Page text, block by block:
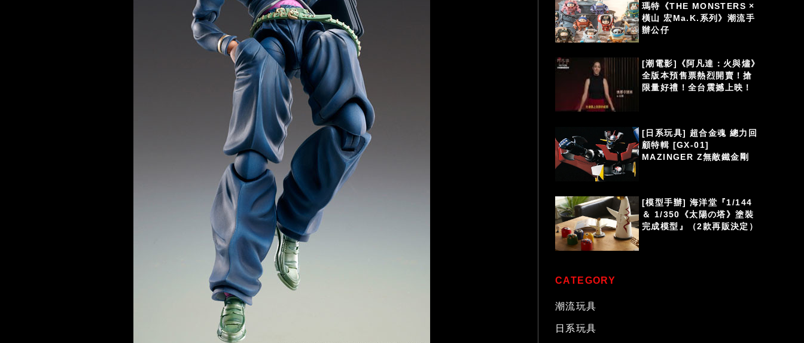
瑪特《THE MONSTERS ×
橫山 宏Ma.K.系列》潮流手
辦公仔
[潮電影]《阿凡達：火與燼》
全版本預售票熱烈開賣！搶
限量好禮！全台震撼上映！
[日系玩具] 超合金魂 總力回
顧特輯 [GX-01]
MAZINGER Z無敵鐵金剛
[模型手辦] 海洋堂『1/144
＆ 1/350《太陽の塔》塗裝
完成模型』（2款再販決定）
CATEGORY
潮流玩具
日系玩具